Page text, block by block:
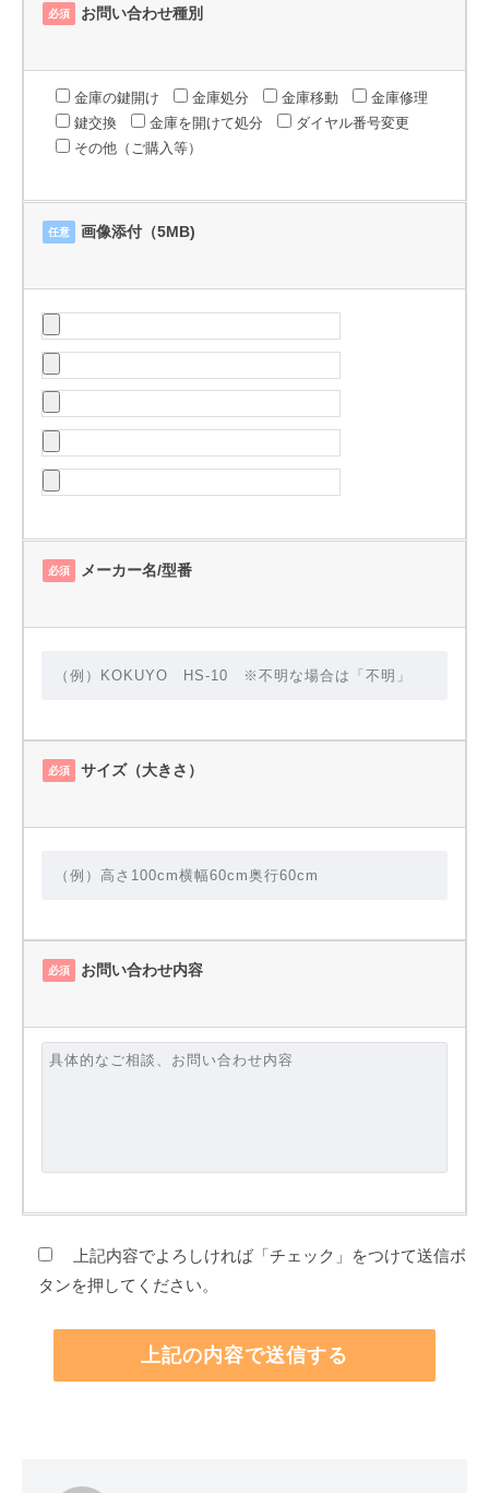
必須 お問い合わせ種別
金庫の鍵開け 金庫処分 金庫移動
金庫修理
鍵交換
金庫を開けて処分
ダイヤル番号変更
その他（ご購入等）
任意 画像添付（5MB)
必須 メーカー名/型番
必須 サイズ（大きさ）
必須 お問い合わせ内容
上記内容でよろしければ「チェック」をつけて送信ボ
タンを押してください。